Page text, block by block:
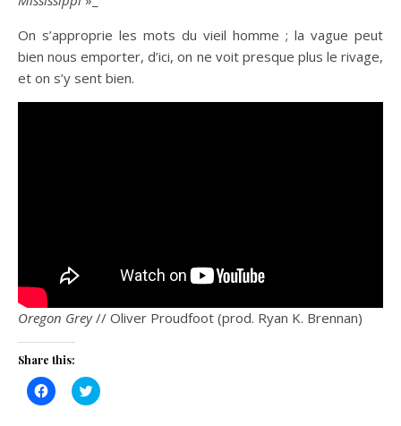
On s’approprie les mots du vieil homme ; la vague peut
bien nous emporter, d’ici, on ne voit presque plus le rivage,
et on s’y sent bien.
Oregon Grey// Oliver Proudfoot (prod. Ryan K. Brennan)
Share this:
Click
to
Click
to